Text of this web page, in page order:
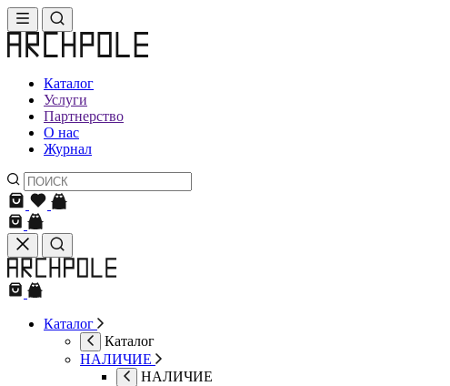
Каталог
Услуги
Партнерство
О нас
Журнал
Каталог
Каталог
НАЛИЧИЕ
НАЛИЧИЕ